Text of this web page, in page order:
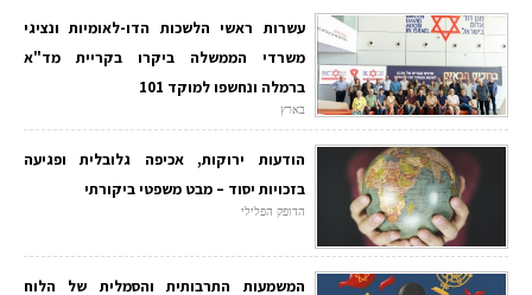
עשרות ראשי הלשכות הדו-לאומיות ונציגי
משרדי הממשלה ביקרו בקריית מד"א
ברמלה ונחשפו למוקד 101
בארץ
הודעות ירוקות, אכיפה גלובלית ופגיעה
בזכויות יסוד – מבט משפטי ביקורתי
הדופק הפלילי
המשמעות התרבותית והסמלית של הלוח